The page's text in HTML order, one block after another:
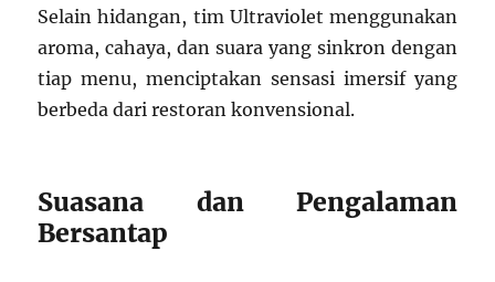
Selain hidangan, tim Ultraviolet menggunakan
aroma, cahaya, dan suara yang sinkron dengan
tiap menu, menciptakan sensasi imersif yang
berbeda dari restoran konvensional.
Suasana dan Pengalaman
Bersantap